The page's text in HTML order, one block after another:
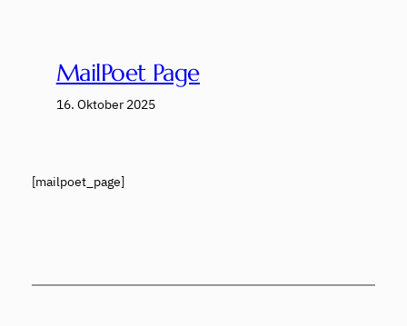
MailPoet Page
16. Oktober 2025
[mailpoet_page]